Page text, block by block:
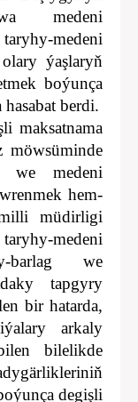
medeni
medeni
ýaşlaryň
boýunça
berdi.
maksatnama
we medeni
hem-
müdirligi
medeni
barlag we
tapgyry
bir hatarda,
arkaly
bilelikde
degişli